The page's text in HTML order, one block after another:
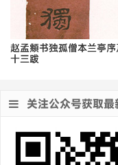
赵孟頫书独孤僧本兰亭
十三跋
关注公众号获取最